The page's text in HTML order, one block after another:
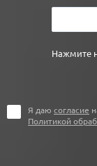
Нажмите
Я даю согласие
Политикой